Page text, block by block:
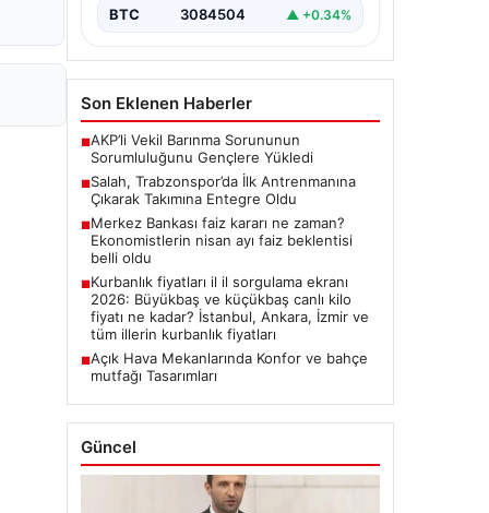
BTC 3084504 ▲ +0.34%
Son Eklenen Haberler
■AKP’li Vekil Barınma Sorununun
Sorumluluğunu Gençlere Yükledi
■Salah, Trabzonspor’da İlk Antrenmanına
Çıkarak Takımına Entegre Oldu
■Merkez Bankası faiz kararı ne zaman?
Ekonomistlerin nisan ayı faiz beklentisi
belli oldu
■Kurbanlık fiyatları il il sorgulama ekranı
2026: Büyükbaş ve küçükbaş canlı kilo
fiyatı ne kadar? İstanbul, Ankara, İzmir ve
tüm illerin kurbanlık fiyatları
■Açık Hava Mekanlarında Konfor ve bahçe
mutfağı Tasarımları
Güncel